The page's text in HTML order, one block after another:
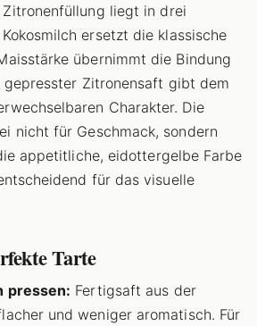
Zitronenfüllung liegt in drei
ersetzt die klassische
übernimmt die Bindung
gepresster Zitronensaft gibt dem
Charakter. Die
nicht für Geschmack, sondern
appetitliche, eidottergelbe Farbe
für das visuelle
Tarte
pressen: Fertigsaft aus der
und weniger aromatisch. Für